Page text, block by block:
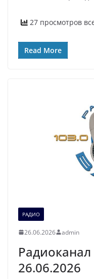
27 просмотров
Read More
РАДИО
26.06.2026 admin
Радиоканал
26.06.2026